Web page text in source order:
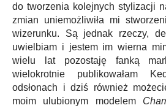
do tworzenia kolejnych stylizacji
zmian uniemożliwiła mi
wizerunku. Są jednak rzeczy,
uwielbiam i jestem im wierna
wielu lat pozostaję fanką
wielokrotnie publikowałam
odsłonach i dziś również
moim ulubionym modelem